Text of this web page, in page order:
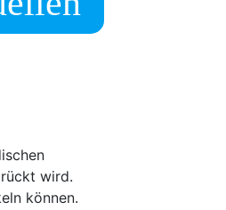
wird.
können.